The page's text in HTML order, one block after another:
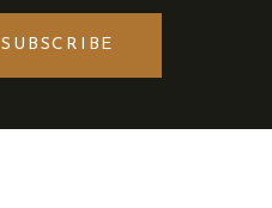
SUBSCRIBE